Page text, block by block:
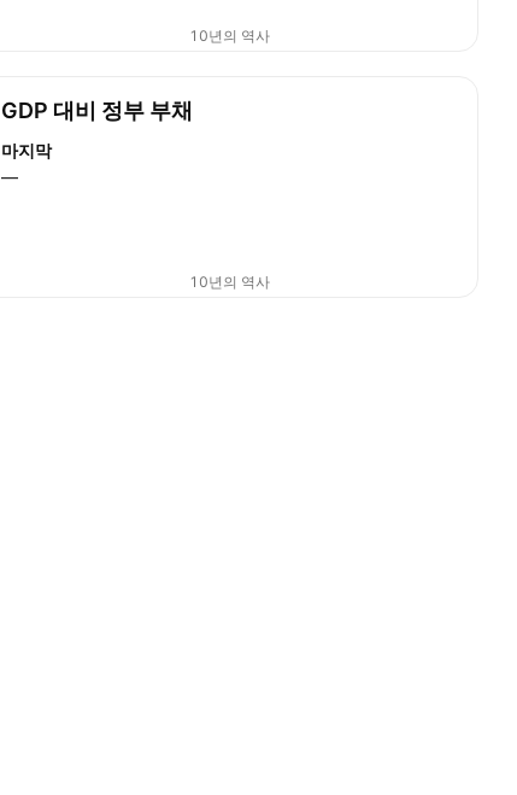
10년의 역사
GDP 대비 정부 부채
마지막
—
10년의 역사